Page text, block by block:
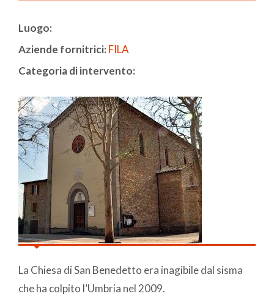
Luogo:
Aziende fornitrici: FILA
Categoria di intervento:
La Chiesa di San Benedetto era inagibile dal sisma
che ha colpito l’Umbria nel 2009.